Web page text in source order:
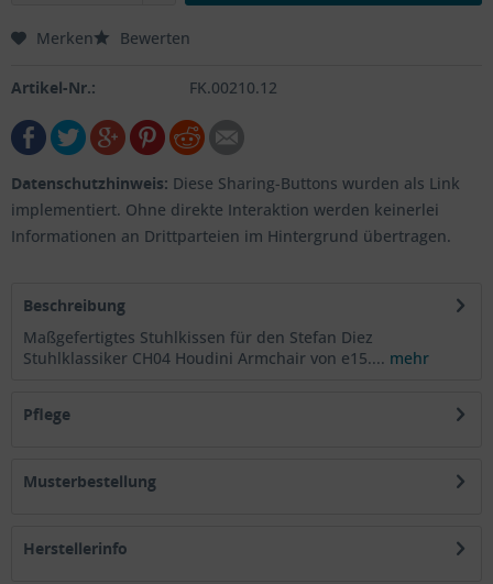
Merken Bewerten
Artikel-Nr.: FK.00210.12
Datenschutzhinweis: Diese Sharing-Buttons wurden als Link
implementiert. Ohne direkte Interaktion werden keinerlei
Informationen an Drittparteien im Hintergrund übertragen.
Beschreibung
Maßgefertigtes Stuhlkissen für den Stefan Diez
Stuhlklassiker CH04 Houdini Armchair von e15.... mehr
Pflege
Musterbestellung
Herstellerinfo